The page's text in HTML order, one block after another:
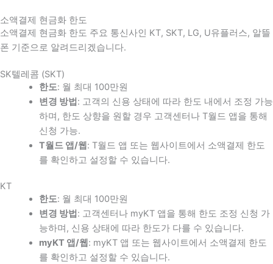
소액결제 현금화 한도
소액결제 현금화 한도 주요 통신사인 KT, SKT, LG, U유플러스, 알뜰
폰 기준으로 알려드리겠습니다.
SK텔레콤 (SKT)
한도: 월 최대 100만원
변경 방법 : 고객의 신용 상태에 따라 한도 내에서 조정 가능
하며, 한도 상향을 원할 경우 고객센터나 T월드 앱을 통해
신청 가능.
T월드 앱/웹 : T월드 앱 또는 웹사이트에서 소액결제 한도
를 확인하고 설정할 수 있습니다.
KT
한도: 월 최대 100만원
변경 방법 : 고객센터나 myKT 앱을 통해 한도 조정 신청 가
능하며, 신용 상태에 따라 한도가 다를 수 있습니다.
myKT 앱/웹 : myKT 앱 또는 웹사이트에서 소액결제 한도
를 확인하고 설정할 수 있습니다.